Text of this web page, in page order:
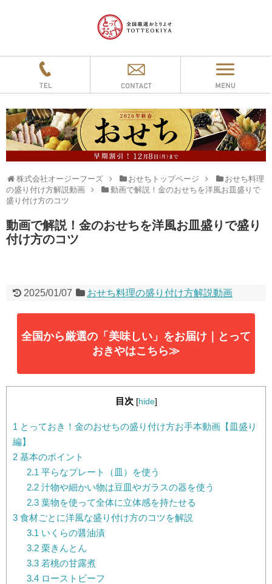
株式会社オージーフーズ おせちトップページ
おせち料理
の盛り付け方解説動画
動画で解説！金のおせちを洋風お皿盛りで
盛り付け方のコツ
動画で解説！金のおせちを洋風お皿盛りで盛り
付け方のコツ
2025/01/07 おせち料理の盛り付け方解説動画
全国から厳選の「美味しい」をお届け｜とって
おきやはこちら≫
目次 [hide]
1 とっておき！金のおせちの盛り付け方お手本動画【皿盛り
編】
2 基本のポイント
2.1 平らなプレート（皿）を使う
2.2汁物や細かい物は豆皿やガラスの器を使う
2.3葉物を使って全体に立体感を持たせる
3 食材ごとに洋風な盛り付け方のコツを解説
3.1 いくらの醤油漬
3.2栗きんとん
3.3若桃の甘露煮
3.4ローストビーフ